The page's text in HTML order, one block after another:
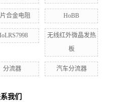
合金电阻 HoBB
无线红外微晶发热
板
分流器 汽车分流器
我们